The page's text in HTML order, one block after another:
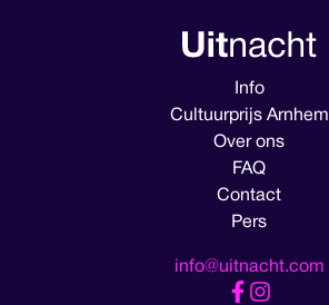
Info
Cultuurprijs Arnhem
Over ons
FAQ
Contact
Pers
info@uitnacht.com